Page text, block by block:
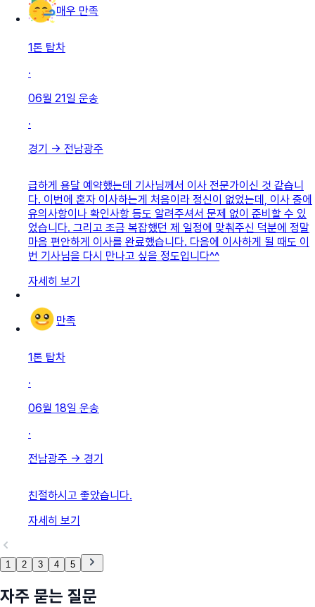
매우 만족
1톤 탑차
·
06월 21일 운송
·
경기 → 전남광주
급하게 용달 예약했는데 기사님께서 이사 전문가이신 것 같습니
다. 이번에 혼자 이사하는게 처음이라 정신이 없었는데, 이사 중에
유의사항이나 확인사항 등도 알려주셔서 문제 없이 준비할 수 있
었습니다. 그리고 조금 복잡했던 제 일정에 맞춰주신 덕분에 정말
마음 편안하게 이사를 완료했습니다. 다음에 이사하게 될 때도 이
번 기사님을 다시 만나고 싶을 정도입니다^^
자세히 보기
만족
1톤 탑차
·
06월 18일 운송
·
전남광주 → 경기
친절하시고 좋았습니다.
자세히 보기
1 2 3 4 5
자주 묻는 질문